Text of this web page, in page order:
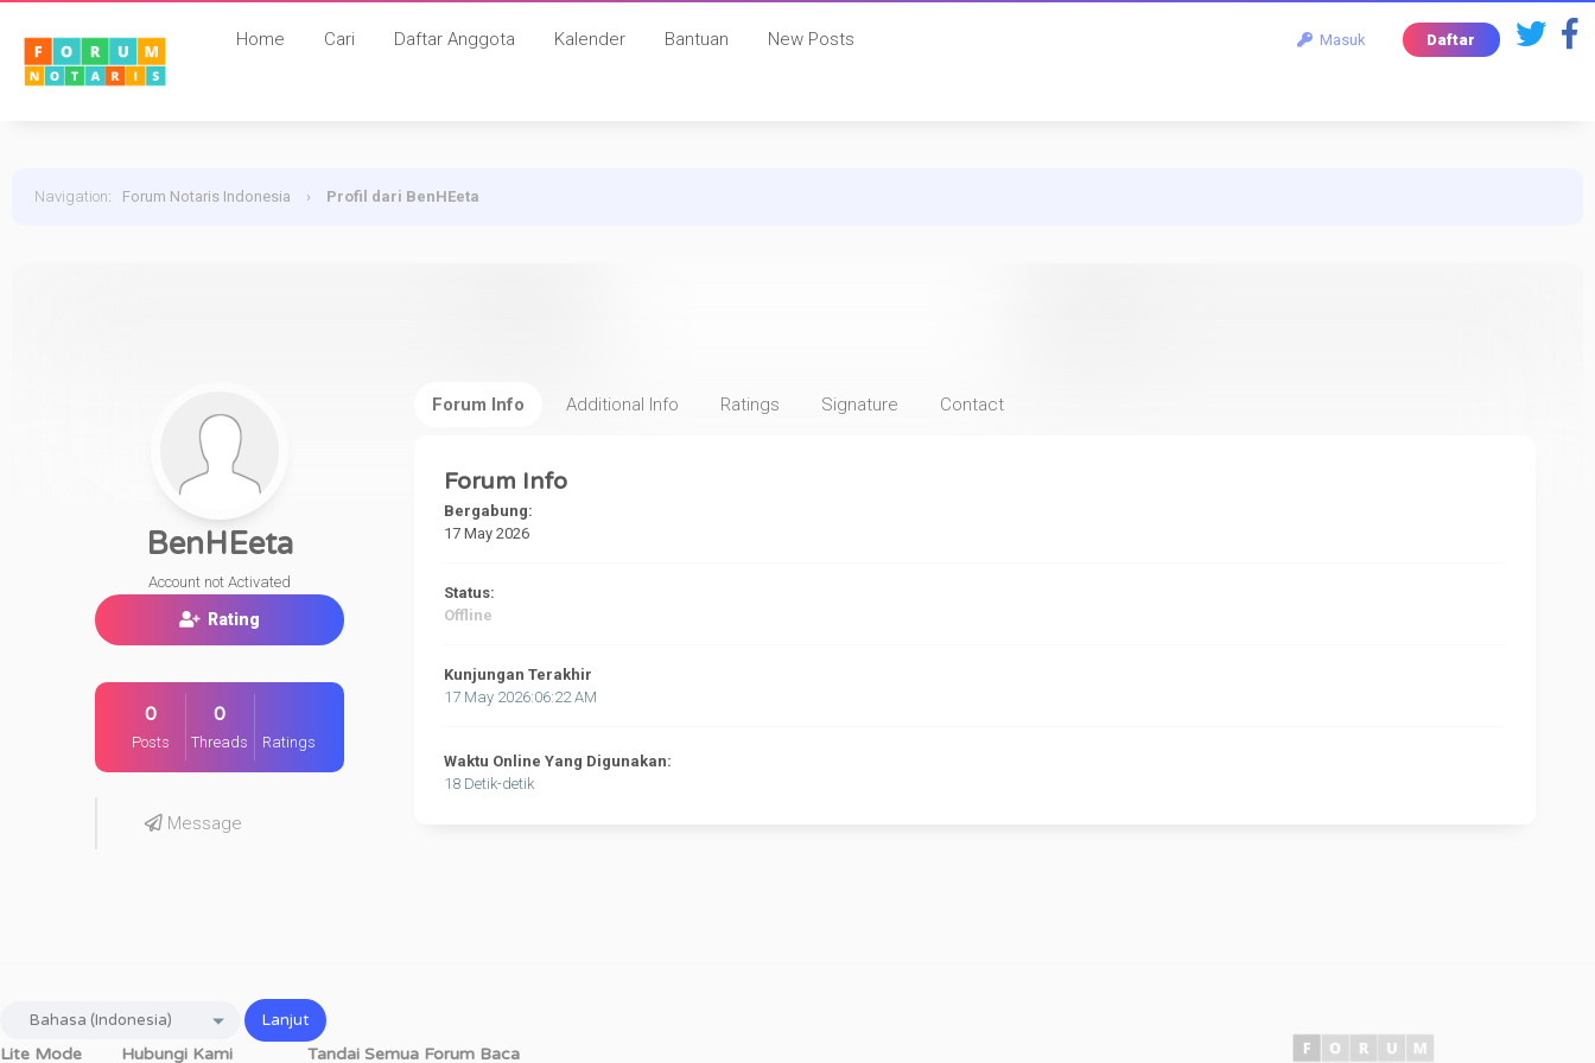
Masuk Daftar
Home Cari Daftar Anggota Kalender Bantuan New Posts
Navigation: Forum Notaris Indonesia › Profil dari BenHEeta
BenHEeta
Account not Activated
Rating
0
Posts
0
Threads Ratings
Message
Forum Info Additional Info Ratings Signature Contact
Forum Info
Bergabung:
17 May 2026
Status:
Offline
Kunjungan Terakhir
17 May 2026:06:22 AM
Waktu Online Yang Digunakan:
18 Detik-detik
Lite Mode Hubungi Kami Tandai Semua Forum Baca